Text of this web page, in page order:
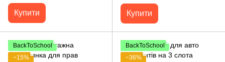
Купити Купити
BackToSchool
−15%
BackToSchool
−36%